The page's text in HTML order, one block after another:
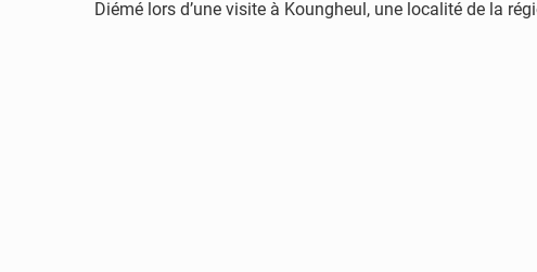
Diémé lors d’une visite à Koungheul, une localité de la